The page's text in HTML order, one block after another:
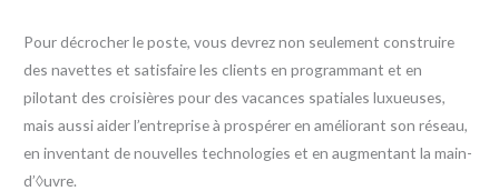
Pour décrocher le poste, vous devrez non seulement construire
des navettes et satisfaire les clients en programmant et en
pilotant des croisières pour des vacances spatiales luxueuses,
mais aussi aider l’entreprise à prospérer en améliorant son réseau,
en inventant de nouvelles technologies et en augmentant la main-
d’◊uvre.